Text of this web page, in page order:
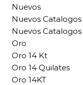
Nuevos
Nuevos Catalogos
Nuevos Catalogos
Oro
Oro 14 Kt
Oro 14 Quilates
Oro 14KT